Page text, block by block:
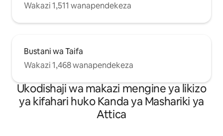
Wakazi 1,511 wanapendekeza
Bustani wa Taifa
Wakazi 1,468 wanapendekeza
Ukodishaji wa makazi mengine ya likizo
ya kifahari huko Kanda ya Mashariki ya
Attica